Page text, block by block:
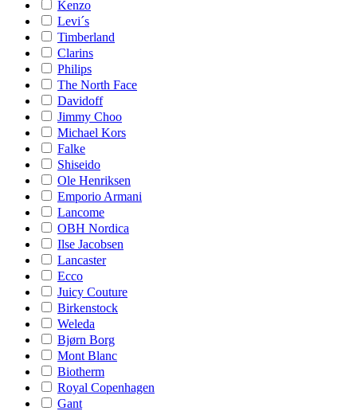
Kenzo
Levi´s
Timberland
Clarins
Philips
The North Face
Davidoff
Jimmy Choo
Michael Kors
Falke
Shiseido
Ole Henriksen
Emporio Armani
Lancome
OBH Nordica
Ilse Jacobsen
Lancaster
Ecco
Juicy Couture
Birkenstock
Weleda
Bjørn Borg
Mont Blanc
Biotherm
Royal Copenhagen
Gant